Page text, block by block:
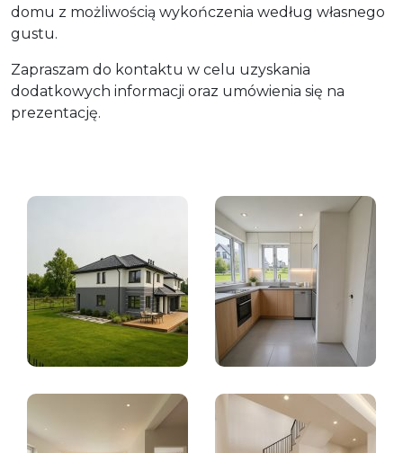
domu z możliwością wykończenia według własnego
gustu.
Zapraszam do kontaktu w celu uzyskania
dodatkowych informacji oraz umówienia się na
prezentację.